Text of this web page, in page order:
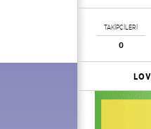
TAKİPÇİLERİ
0